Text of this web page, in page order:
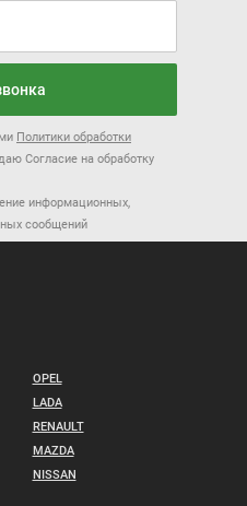
Цена от:
2 974 820 ₽
Политики обработки
Согласие на обработку
информационных,
сообщений
OPEL
LADA
RENAULT
MAZDA
NISSAN